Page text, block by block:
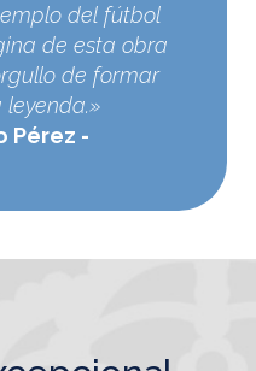
del fútbol
de esta obra
de formar
Pérez